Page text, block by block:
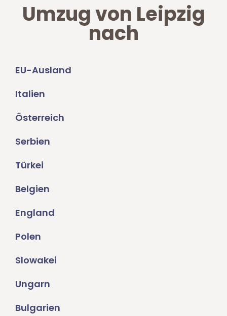
Umzug von Leipzig
nach
EU-Ausland
Italien
Österreich
Serbien
Türkei
Belgien
England
Polen
Slowakei
Ungarn
Bulgarien